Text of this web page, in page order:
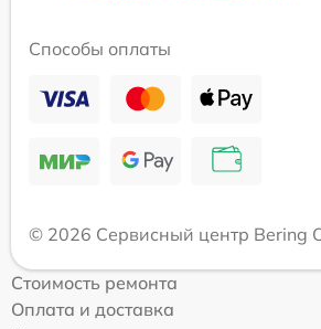
Способы оплаты
© 2026 Сервисный центр Bering
Стоимость ремонта
Оплата и доставка